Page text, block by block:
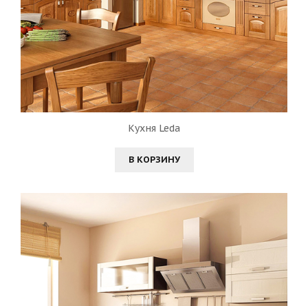
Кухня Leda
В КОРЗИНУ